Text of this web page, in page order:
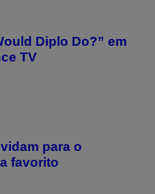
Diplo Do?” em
TV
para o
favorito